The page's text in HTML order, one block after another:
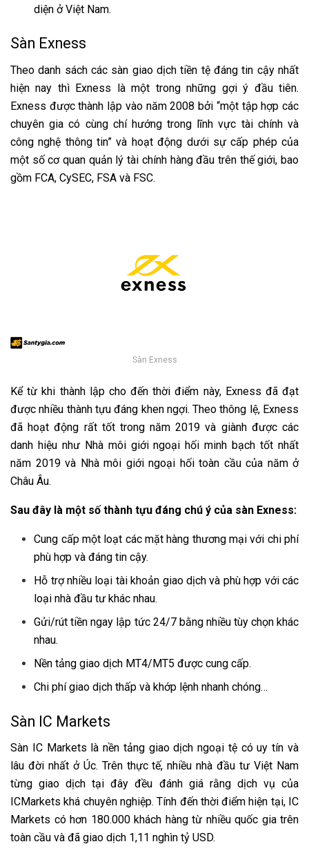
diện ở Việt Nam.
Sàn Exness
Theo danh sách các sàn giao dịch tiền tệ đáng tin cậy nhất
hiện nay thì Exness là một trong những gợi ý đầu tiên.
Exness được thành lập vào năm 2008 bởi “một tập hợp các
chuyên gia có cùng chí hướng trong lĩnh vực tài chính và
công nghệ thông tin” và hoạt động dưới sự cấp phép của
một số cơ quan quản lý tài chính hàng đầu trên thế giới, bao
gồm FCA, CySEC, FSA và FSC.
Sàn Exness
Kể từ khi thành lập cho đến thời điểm này, Exness đã đạt
được nhiều thành tựu đáng khen ngợi. Theo thông lệ, Exness
đã hoạt động rất tốt trong năm 2019 và giành được các
danh hiệu như Nhà môi giới ngoại hối minh bạch tốt nhất
năm 2019 và Nhà môi giới ngoại hối toàn cầu của năm ở
Châu Âu.
Sau đây là một số thành tựu đáng chú ý của sàn Exness:
Cung cấp một loạt các mặt hàng thương mại với chi phí
phù hợp và đáng tin cậy.
Hỗ trợ nhiều loại tài khoản giao dịch và phù hợp với các
loại nhà đầu tư khác nhau.
Gửi/rút tiền ngay lập tức 24/7 bằng nhiều tùy chọn khác
nhau.
Nền tảng giao dịch MT4/MT5 được cung cấp.
Chi phí giao dịch thấp và khớp lệnh nhanh chóng…
Sàn IC Markets
Sàn IC Markets là nền tảng giao dịch ngoại tệ có uy tín và
lâu đời nhất ở Úc. Trên thực tế, nhiều nhà đầu tư Việt Nam
từng giao dịch tại đây đều đánh giá rằng dịch vụ của
ICMarkets khá chuyên nghiệp. Tính đến thời điểm hiện tại, IC
Markets có hơn 180.000 khách hàng từ nhiều quốc gia trên
toàn cầu và đã giao dịch 1,11 nghìn tỷ USD.